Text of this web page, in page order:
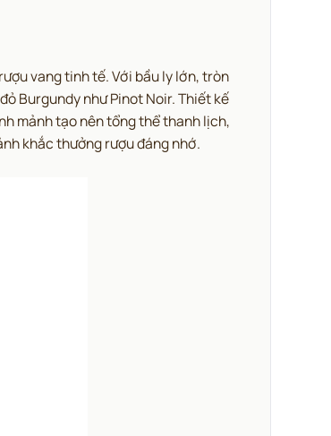
vang tinh tế.Với bầu ly lớn, tròn
Burgundy như Pinot Noir. Thiết kế
mảnh tạo nên tổng thể thanh lịch,
khắc thưởng rượu đáng nhớ.